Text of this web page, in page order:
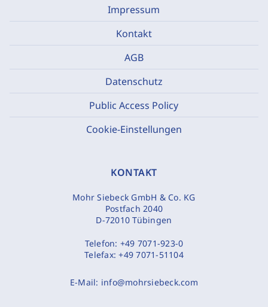
Impressum
Kontakt
AGB
Datenschutz
Public Access Policy
Cookie-Einstellungen
KONTAKT
Mohr Siebeck GmbH & Co. KG
Postfach 2040
D-72010 Tübingen
Telefon: +49 7071-923-0
Telefax:+49 7071-51104
E-Mail: info@mohrsiebeck.com